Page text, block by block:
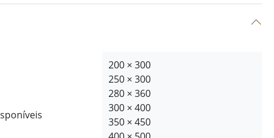
200 × 300
250 × 300
280 × 360
300 × 400
350 × 450